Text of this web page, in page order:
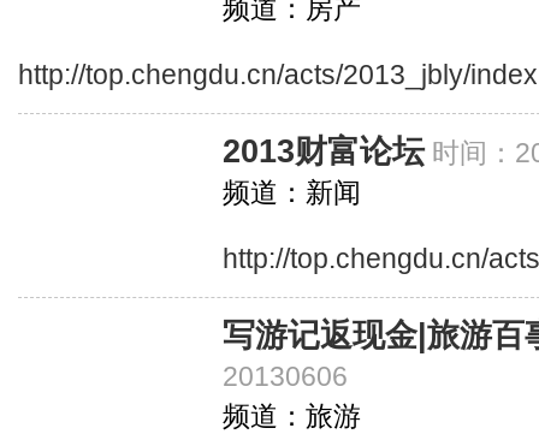
频道：房产
http://top.chengdu.cn/acts/2013_jbly/
2013财富论坛 时间：
频道：新闻
http://top.chengdu.cn/
写游记返现金|旅游百
20130606
频道：旅游